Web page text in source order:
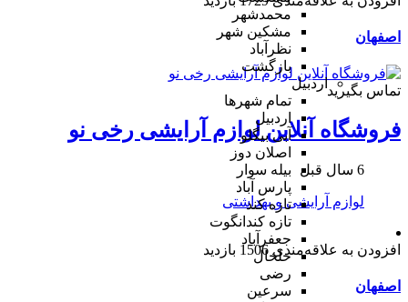
محمدشهر
مشکین شهر
نظرآباد
بازگشت
اردبیل
تمام شهر‌ها
اردبیل
آبی بیگلو
اصلان دوز
بیله سوار
پارس آباد
تازه کند
تازه کندانگوت
جعفرآباد
خلخال
رضی
سرعین
اصفهان
تماس بگیرید
فروشگاه آنلاین لوازم آرایشی رخی نو
6 سال قبل
لوازم آرایشی و بهداشتی
افزودن به علاقه‌مندی 1506 بازدید
اصفهان